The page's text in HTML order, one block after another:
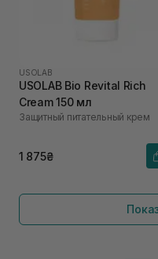
USOLAB
USOLAB Bio Revital Rich
Cream 150 мл
Защитный питательный крем
1 875₴